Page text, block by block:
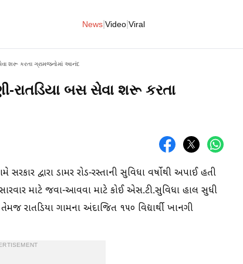
News Video Viral
સેવા શરૂ કરતા ગ્રામજનોમાં આનંદ
રાતડિયા બસ સેવા શરૂ કરતા
દ્વારા ડામર રોડ-રસ્તાની સુવિધા વર્ષોથી અપાઈ હતી
માટે જવા-આવવા માટે કોઈ એસ.ટી.સુવિધા હાલ સુધી
રાતડિયા ગામના અંદાજિત ૧૫૦ વિદ્યાર્થી ખાનગી